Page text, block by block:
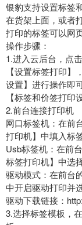
银豹支持设置标签
在货架上面，或者
打印的标签可以网
操作步骤：
1.进入云后台，点
【设置标签打印
设置】进行操作即可
【标签和价签打印
2.前台连接打印机
网口标签机：在前
打印机】中填入标
Usb标签机：在前
标签打印机】中选
驱动模式：在前台
中开启驱动打印并
驱动下载链接：
3.选择标签模板，